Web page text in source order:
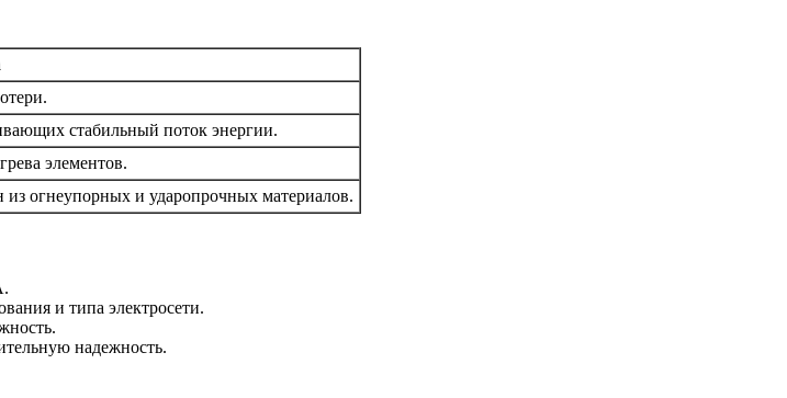
стабильный поток энергии.
элементов.
огнеупорных и ударопрочных материалов.
и типа электросети.
надежность.